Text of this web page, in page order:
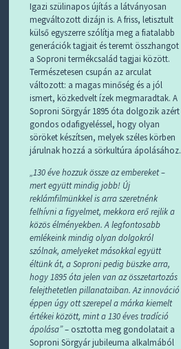
Igazi szülinapos újítás a látványosan
megváltozott dizájn is. A friss, letisztult
külső egyszerre szólítja meg a fiatalabb
generációk tagjait és teremt összhangot
a Soproni termékcsalád tagjai között.
Természetesen csupán az arculat
változott: a magas minőség és a jól
ismert, közkedvelt ízek megmaradtak. A
Soproni Sörgyár 1895 óta dolgozik azért
gondos odafigyeléssel, hogy olyan
söröket készítsen, melyek széles körben
járulnak hozzá a sörkultúra ápolásához.
„130 éve hozzuk össze az embereket –
mert együtt mindig jobb! Új
reklámfilmünkkel is arra szeretnénk
felhívni a figyelmet, mekkora erő rejlik a
közös élményekben. A legfontosabb
emlékeink mindig olyan dolgokról
szólnak, amelyeket másokkal együtt
éltünk át, a Soproni pedig büszke arra,
hogy 1895 óta jelen van az összetartozás
felejthetetlen pillanataiban. Az innováció
éppen úgy ott szerepel a márka kiemelt
értékei között, mint a 130 éves tradíció
ápolása”– osztotta meg gondolatait a
Soproni Sörgyár jubileuma alkalmából